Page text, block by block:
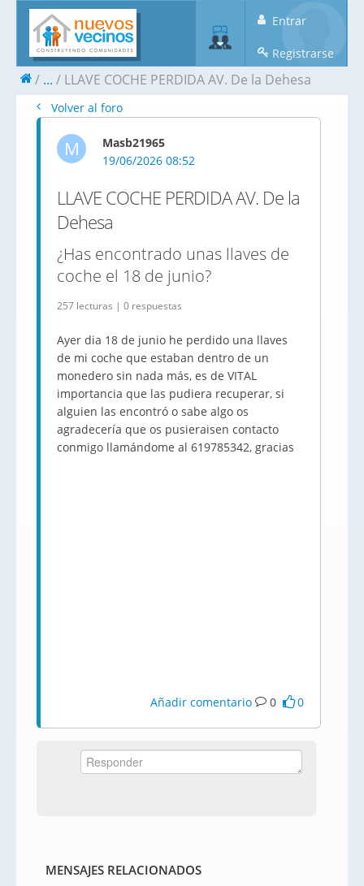
Entrar
Registrarse
... LLAVE COCHE PERDIDA AV. De la Dehesa
Volver al foro
M
Masb21965
19/06/2026 08:52
LLAVE COCHE PERDIDA AV. De la
Dehesa
¿Has encontrado unas llaves de
coche el 18 de junio?
257 lecturas | 0 respuestas
Ayer dia 18 de junio he perdido una llaves
de mi coche que estaban dentro de un
monedero sin nada más, es de VITAL
importancia que las pudiera recuperar, si
alguien las encontró o sabe algo os
agradecería que os pusieraisen contacto
conmigo llamándome al 619785342, gracias
Añadir comentario 0 0
MENSAJES RELACIONADOS